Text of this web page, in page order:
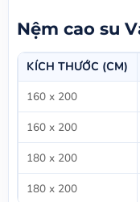
Nệm cao su
KÍCH THƯỚC (CM)
160 x 200
160 x 200
180 x 200
180 x 200